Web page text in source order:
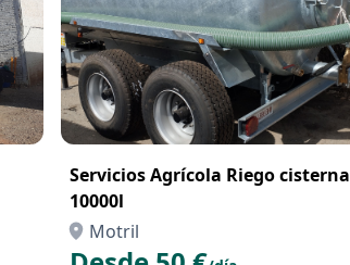
Servicios Agrícola Riego cisterna
10000l
Motril